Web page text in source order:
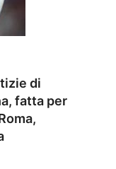
di
fatta per